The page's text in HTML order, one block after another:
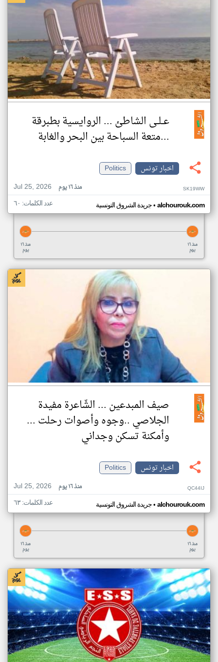
عــلــى الشاطئ ... الروايسية بطبرقة
...متعة السباحة بين البحر والغابة
اخبار تونس
Politics
Jul 25, 2026
منذ ١٦ يوم SK19WW
جريدة الشروق التونسية• alchourouk.com عدد الكلمات: ٦٠
منذ ١٦
يوم
منذ ١٦
يوم
صيف المبدعين ... الشّاعرة مفيدة
الجلاصي ..وجوه وأصوات رحلت ...
وأمكنة تسكن وجداني
اخبار تونس
Politics
Jul 25, 2026
منذ ١٦ يوم QC44IJ
جريدة الشروق التونسية• alchourouk.com عدد الكلمات: ٦٣
منذ ١٦
يوم
منذ ١٦
يوم